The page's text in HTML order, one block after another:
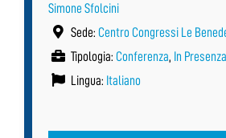
Simone Sfolcini
Sede: Centro Congressi Le
Tipologia: Conferenza, In Presenza
Lingua: Italiano